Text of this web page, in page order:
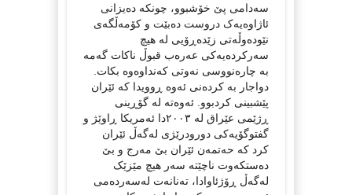
سەدامی پێ خۆشبوو، چونکە دەیزانی
ئاژاوەیەک دروست دەبێت و کۆمەڵگەی
نێودەوڵەتی زێدەڕۆیی لە هیچ
سەرکردەیەکی عەرەب قبوڵ ناکات گەمە
بە چارەنووسی نەوتی کەنداوەوە بکات.
دواجار بە کردەنی ئەوە ڕوویدا کە ئێران
پێشبینی کردبوو. ئەوەتە لە گۆڕینی
ڕژێمی عێراق لە ٢٠٠٣دا ئەمریکا ڕاوێژ و
گفتوگۆیەکی دورودرێژی لەگەڵ ئێران
کرد کە حەتمەن ئێران بێ مەرج و بێ
دەستکەوت ناچێتە سەر هیچ مێزێک
لەگەڵ ڕۆژئاوادا، تەنانەت لەسەردەمی